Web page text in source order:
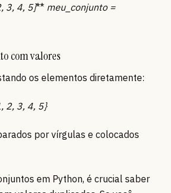
3, 4, 5]** meu_conjunto =
com valores
os elementos diretamente:
2, 3, 4, 5}
por vírgulas e colocados
em Python, é crucial saber